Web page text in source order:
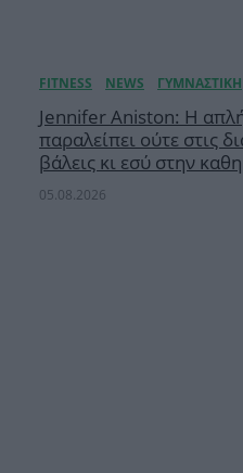
Jennifer Aniston: Η
παραλείπει ούτε στις
βάλεις κι εσύ στην
05.08.2026